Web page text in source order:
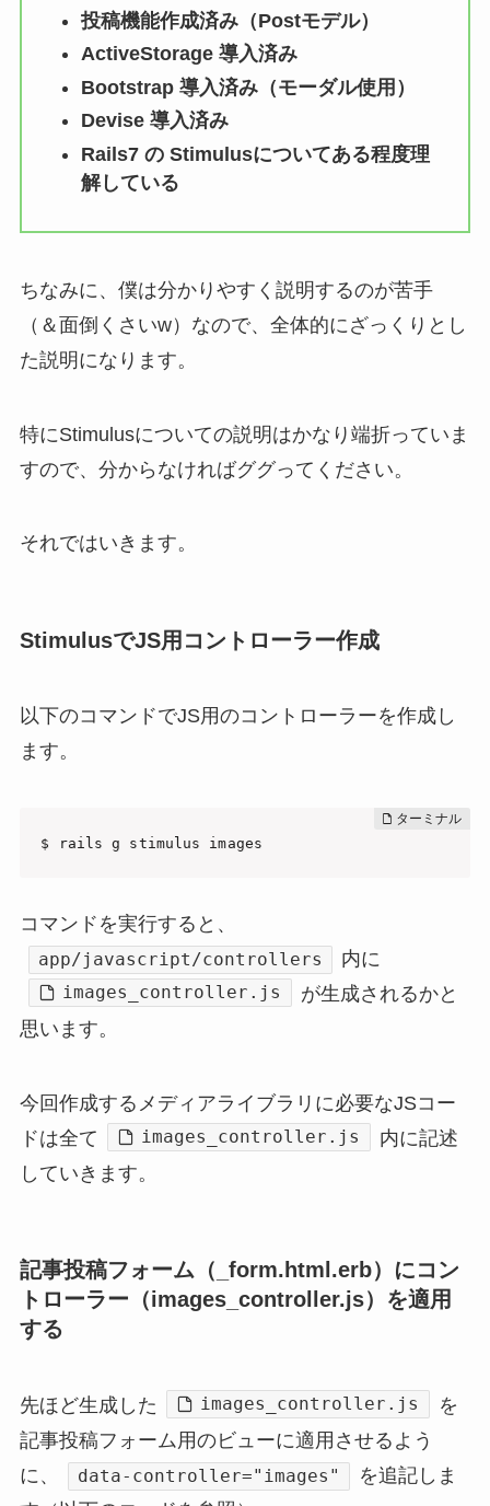
投稿機能作成済み（Postモデル）
ActiveStorage 導入済み
Bootstrap 導入済み（モーダル使用）
Devise 導入済み
Rails7 の Stimulusについてある程度理
解している
ちなみに、僕は分かりやすく説明するのが苦手
（＆面倒くさいw）なので、全体的にざっくりとし
た説明になります。
特にStimulusについての説明はかなり端折っていま
すので、分からなければググってください。
それではいきます。
StimulusでJS用コントローラー作成
以下のコマンドでJS用のコントローラーを作成し
ます。
$ rails g stimulus images
コマンドを実行すると、
app/javascript/controllers 内に
images_controller.js
が生成されるかと
思います。
今回作成するメディアライブラリに必要なJSコー
ドは全て
images_controller.js
内に記述
していきます。
記事投稿フォーム（_form.html.erb）にコン
トローラー（images_controller.js）を適用
する
先ほど生成した images_controller.js
を
記事投稿フォーム用のビューに適用させるよう
に、
data-controller="images"
を追記しま